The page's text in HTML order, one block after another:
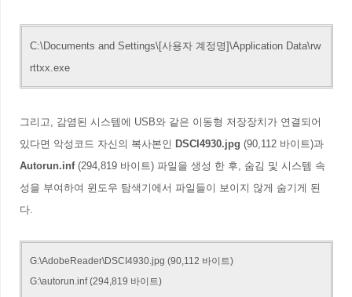
C:\Documents and Settings\[사용자 계정명]\Application Data\rw
rttxx.exe
그리고, 감염된 시스템에 USB와 같은 이동형 저장장치가 연결되어
있다면 악성코드 자신의 복사본인 DSCI4930.jpg (90,112 바이트)과
Autorun.inf (294,819 바이트) 파일을 생성 한 후, 숨김 및 시스템 속
성을 부여하여 윈도우 탐색기에서 파일들이 보이지 않게 숨기게 된
다.
G:\AdobeReader\DSCI4930.jpg (90,112 바이트)
G:\autorun.inf (294,819 바이트)